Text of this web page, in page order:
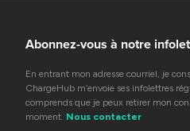
Abonnez-vous à notre
En entrant mon adresse courriel, je
ChargeHub m’envoie ses infolettres
comprends que je peux retirer mon
moment. Nous contacter